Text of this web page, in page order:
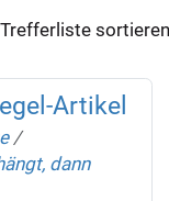
Trefferliste
Artikel
/
dann